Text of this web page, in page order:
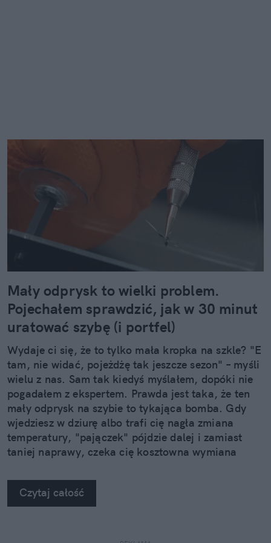
Mały odprysk to wielki problem.
Pojechałem sprawdzić, jak w 30 minut
uratować szybę (i portfel)
Wydaje ci się, że to tylko mała kropka na szkle? "E
tam, nie widać, pojeżdżę tak jeszcze sezon" – myśli
wielu z nas. Sam tak kiedyś myślałem, dopóki nie
pogadałem z ekspertem. Prawda jest taka, że ten
mały odprysk na szybie to tykająca bomba. Gdy
wjedziesz w dziurę albo trafi cię nagła zmiana
temperatury, "pajączek" pójdzie dalej i zamiast
taniej naprawy, czeka cię kosztowna wymiana
na własne oczy zobaczyć, jak profesjonaliści radzą
sobie z takimi uszkodzeniami.
Czytaj całość